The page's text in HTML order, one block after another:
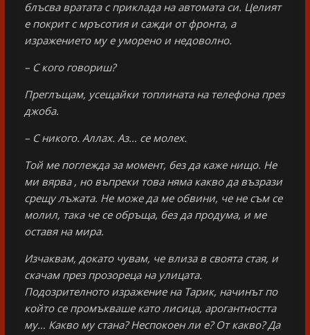
блъсва вратата с приклада на автомата си. Целият
е покрит с мръсотия и сажди от фронта, а
изражението му е уморено и недоволно.
– С кого говориш?
Преглъщам, усещайки топлината на телефона през
джоба.
– С никого. Аллах. Аз… се молех.
Той ме поглежда за момент, без да каже нищо. Не
ми вярва , но въпреки това няма какво да възрази
срещу лъжата. Не може да ме обвини, че не съм се
молил, така че се обръща, без да продума, и ме
оставя на мира.
Изчаквам, докато чувам, че влиза в своята стая, и
скачам през прозореца на улицата.
Подозрителното изражение на Тарик, начинът по
който се промъкваше като лисица, арогантността
му… Какво му стана? Неспокоен ли е? От какво? Да